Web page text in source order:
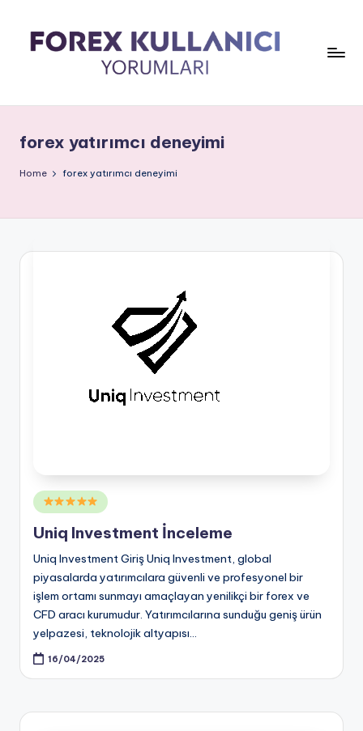
forex yatırımcı deneyimi
Home forex yatırımcı deneyimi
Posted
in
Uniq Investment İnceleme
Uniq Investment Giriş Uniq Investment, global
piyasalarda yatırımcılara güvenli ve profesyonel bir
işlem ortamı sunmayı amaçlayan yenilikçi bir forex ve
CFD aracı kurumudur. Yatırımcılarına sunduğu geniş ürün
yelpazesi, teknolojik altyapısı…
16/04/2025